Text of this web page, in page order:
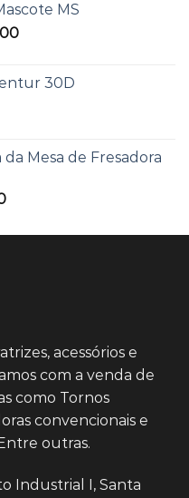
MS
30D
Mesa de Fresadora
acessórios e
com a venda de
como Tornos
convencionais e
outras.
Industrial I, Santa